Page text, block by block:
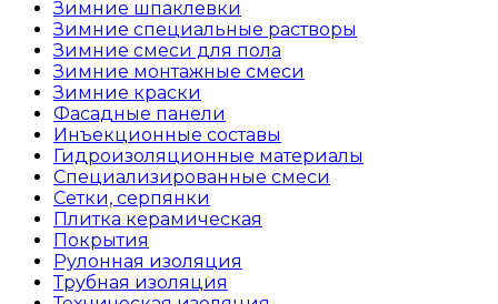
Зимние шпаклевки
Зимние специальные растворы
Зимние смеси для пола
Зимние монтажные смеси
Зимние краски
Фасадные панели
Инъекционные составы
Гидроизоляционные материалы
Специализированные смеси
Сетки, серпянки
Плитка керамическая
Покрытия
Рулонная изоляция
Трубная изоляция